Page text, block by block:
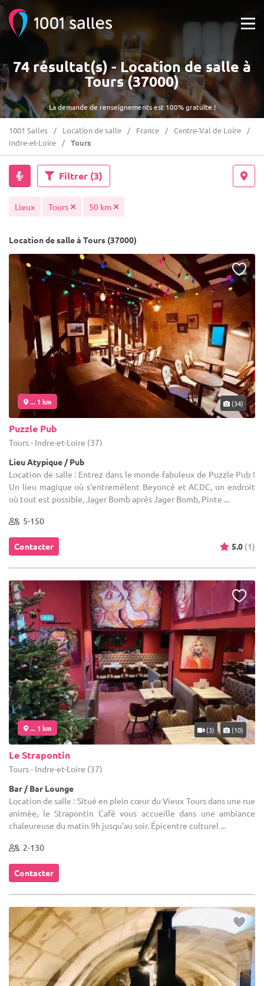
La demande de renseignements est 100% gratuite !
74 résultat(s) - Location de salle à
Tours (37000)
1001 Salles Location de salle France
Centre-Val de Loire
Indre-et-Loire
Tours
Filtrer (3)
Lieux Tours 50 km
Location de salle à Tours (37000)
... 1 km (34)
Puzzle Pub
Tours - Indre-et-Loire (37)
Lieu Atypique / Pub
Location de salle : Entrez dans le monde fabuleux de Puzzle Pub !
Un lieu magique où s'entremêlent Beyoncé et ACDC, un endroit
où tout est possible, Jager Bomb après Jager Bomb, Pinte ...
5-150
Contacter 5.0 (1)
... 1 km (3) (10)
Le Strapontin
Tours - Indre-et-Loire (37)
Bar / Bar Lounge
Location de salle : Situé en plein cœur du Vieux Tours dans une rue
animée, le Strapontin Café vous accueille dans une ambiance
chaleureuse du matin 9h jusqu'au soir. Épicentre culturel ...
2-130
Contacter